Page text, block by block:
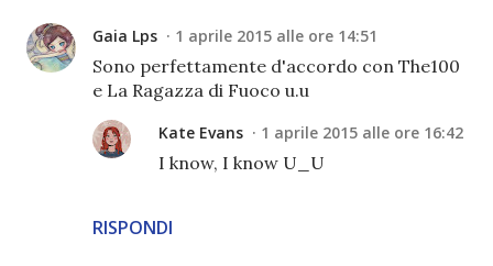
Gaia Lps 1 aprile 2015 alle ore 14:51
Sono perfettamente d'accordo con The100
e La Ragazza di Fuoco u.u
RISPONDI
Kate Evans 1 aprile 2015 alle ore 16:42
I know, I know U_U